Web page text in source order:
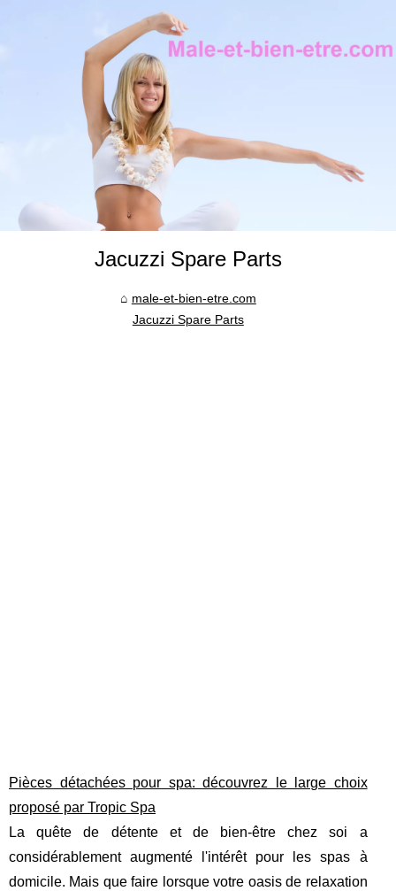
Jacuzzi Spare Parts
male-et-bien-etre.com
Jacuzzi Spare Parts
Pièces détachées pour spa: découvrez le large choix
proposé par Tropic Spa
La quête de détente et de bien-être chez soi a
considérablement augmenté l'intérêt pour les spas à
domicile. Mais que faire lorsque votre oasis de relaxation